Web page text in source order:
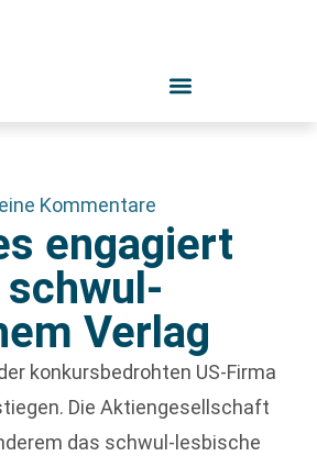
Kommentare
engagiert
Verlag
konkursbedrohten US-Firma
Die Aktiengesellschaft
das schwul-lesbische